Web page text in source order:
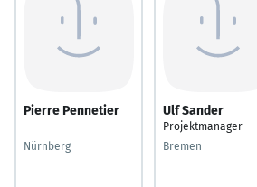
Pierre Pennetier
---
Nürnberg
Ulf Sander
Projektmanager
Bremen